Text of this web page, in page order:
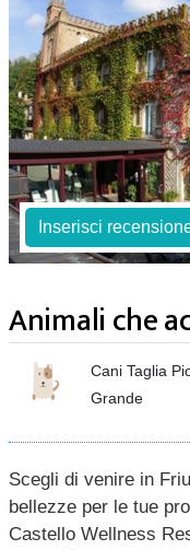
Inserisci
Animali che
Cani Taglia
Grande
Scegli di venire in
bellezze per le tue
Castello Wellness